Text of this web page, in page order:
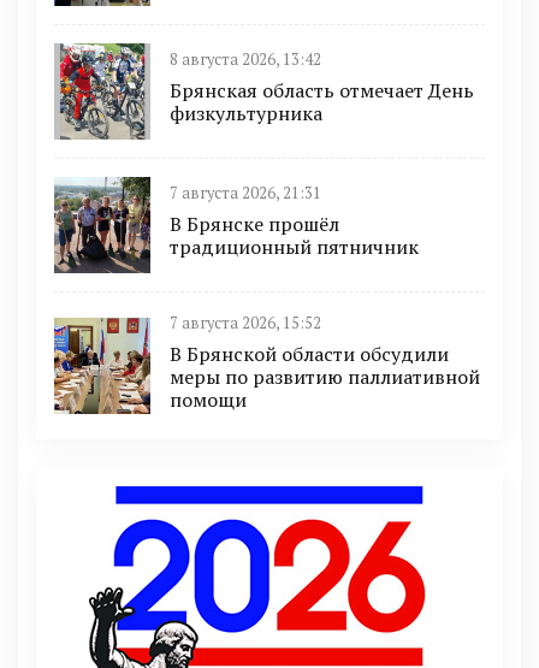
8 августа 2026, 13:42
Брянская область отмечает День
физкультурника
7 августа 2026, 21:31
В Брянске прошёл
традиционный пятничник
7 августа 2026, 15:52
В Брянской области обсудили
меры по развитию паллиативной
помощи